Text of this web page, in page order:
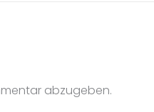
abzugeben.